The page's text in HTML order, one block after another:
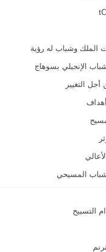
الملك وشباب له رؤية
الإنجيلي بسوهاج
التغيير
المسيحي
التسبيح